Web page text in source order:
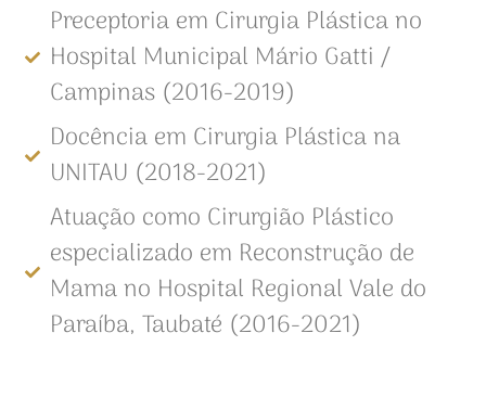
Preceptoria em Cirurgia Plástica no
Hospital Municipal Mário Gatti /
Campinas (2016-2019)
Docência em Cirurgia Plástica na
UNITAU (2018-2021)
Atuação como Cirurgião Plástico
especializado em Reconstrução de
Mama no Hospital Regional Vale do
Paraíba, Taubaté (2016-2021)